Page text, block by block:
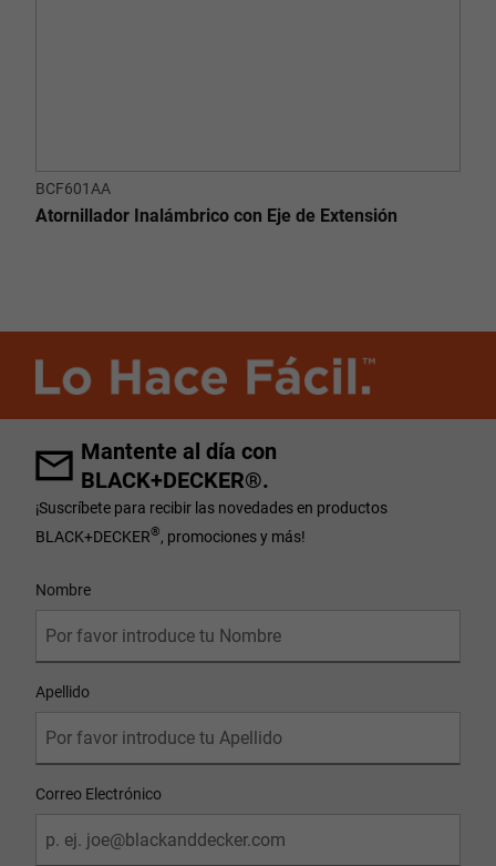
BCF601AA
Atornillador Inalámbrico con Eje de Extensión
Mantente al día con
BLACK+DECKER®.
¡Suscríbete para recibir las novedades en productos
BLACK+DECKER®, promociones y más!
Nombre
Apellido
Correo Electrónico